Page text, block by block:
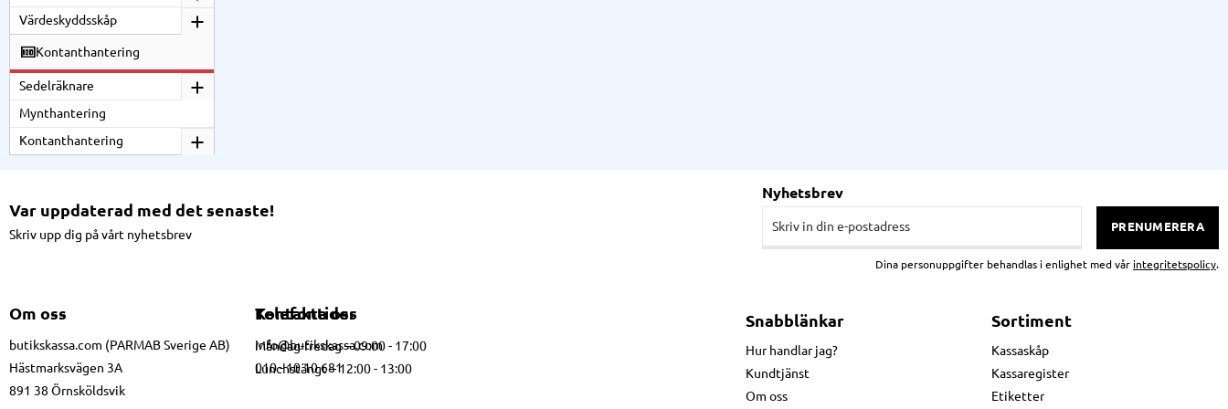
Värdeskyddsskåp
Kontanthantering
Sedelräknare
Mynthantering
Kontanthantering
Var uppdaterad med det senaste!
Skriv upp dig på vårt nyhetsbrev
Nyhetsbrev
PRENUMERERA
Dina personuppgifter behandlas i enlighet med vår integritetspolicy.
Om oss
butikskassa.com (PARMAB Sverige AB)
Hästmarksvägen 3A
891 38 Örnsköldsvik
Kontakta oss
info@butikskassa.com
010 - 10 10 681
Telefontider
Måndag-fredag – 09:00 - 17:00
Lunchstängt – 12:00 - 13:00
Snabblänkar
Hur handlar jag?
Kundtjänst
Om oss
Sortiment
Kassaskåp
Kassaregister
Etiketter